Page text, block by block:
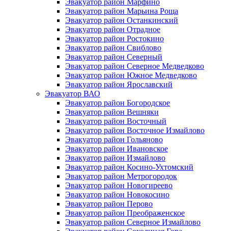
Эвакуатор район Марьина Роща
Эвакуатор район Останкинский
Эвакуатор район Отрадное
Эвакуатор район Ростокино
Эвакуатор район Свиблово
Эвакуатор район Северный
Эвакуатор район Северное Медведково
Эвакуатор район Южное Медведково
Эвакуатор район Ярославский
Эвакуатор ВАО
Эвакуатор район Богородское
Эвакуатор район Вешняки
Эвакуатор район Восточный
Эвакуатор район Восточное Измайлово
Эвакуатор район Гольяново
Эвакуатор район Ивановское
Эвакуатор район Измайлово
Эвакуатор район Косино-Ухтомский
Эвакуатор район Метрогородок
Эвакуатор район Новогиреево
Эвакуатор район Новокосино
Эвакуатор район Перово
Эвакуатор район Преображенское
Эвакуатор район Северное Измайлово